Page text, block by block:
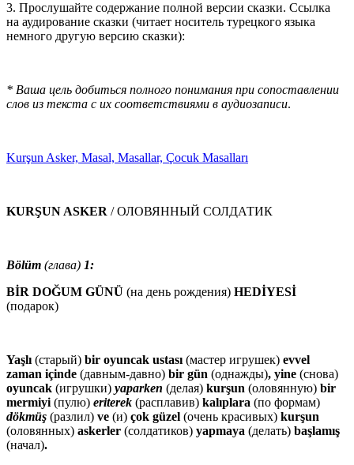
3. Прослушайте содержание полной версии сказки. Ссылка
на аудирование сказки (читает носитель турецкого языка
немного другую версию сказки):
* Ваша цель добиться полного понимания при сопоставлении
слов из текста с их соответствиями в аудиозаписи.
Kurşun Asker, Masal, Masallar, Çocuk Masalları
KURŞUN ASKER / ОЛОВЯННЫЙ СОЛДАТИК
Bölüm (глава) 1:
BİR DOĞUM GÜNÜ (на день рождения) HEDİYESİ
(подарок)
Yaşlı (старый) bir oyuncak ustası (мастер игрушек) evvel
zaman içinde (давным-давно) bir gün (однажды), yine (снова)
oyuncak (игрушки) yaparken (делая) kurşun (оловянную) bir
mermiyi (пулю) eriterek (расплавив) kalıplara (по формам)
dökmüş (разлил) ve (и) çok güzel (очень красивых) kurşun
(оловянных) askerler (солдатиков) yapmaya (делать) başlamış
(начал).